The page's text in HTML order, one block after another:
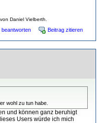
Daniel Vielberth.
beantworten Beitrag zitieren
wohl zu tun habe.
und können ganz beruhigt
Users würde ich mich